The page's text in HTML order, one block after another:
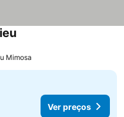
Ver preços
Mimosa
Ver preços